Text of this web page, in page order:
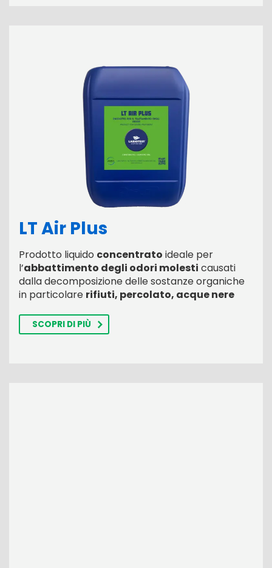
LT Air Plus
Prodotto liquido concentrato ideale per
l’abbattimento degli odori molesti causati
dalla decomposizione delle sostanze organiche
in particolare rifiuti, percolato, acque nere
SCOPRI DI PIÙ